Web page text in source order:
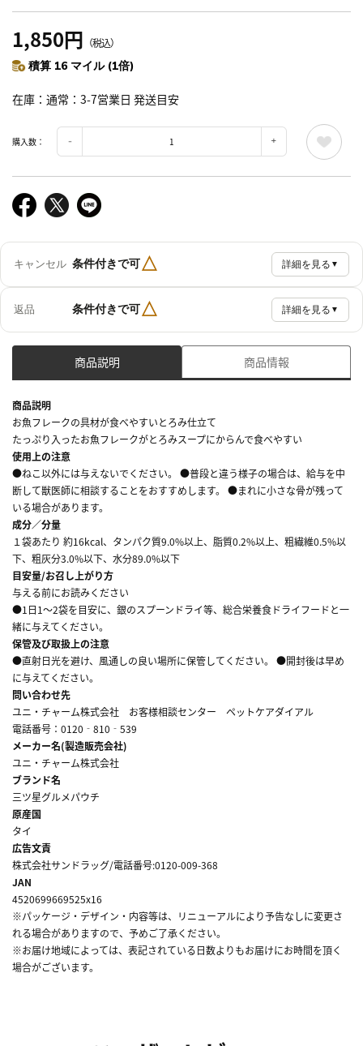
1,850円 （税込）
積算 16 マイル (1倍)
在庫 通常：3-7営業日 発送目安
購入数：
キャンセル 条件付きで可△ 詳細を見る ▼
返品 条件付きで可△ 詳細を見る ▼
商品説明 商品情報
商品説明
お魚フレークの具材が食べやすいとろみ仕立て
たっぷり入ったお魚フレークがとろみスープにからんで食べやすい
使用上の注意
●ねこ以外には与えないでください。 ●普段と違う様子の場合は、給与を中
断して獣医師に相談することをおすすめします。 ●まれに小さな骨が残って
いる場合があります。
成分／分量
１袋あたり 約16kcal、タンパク質9.0%以上、脂質0.2%以上、粗繊維0.5%以
下、粗灰分3.0%以下、水分89.0%以下
目安量/お召し上がり方
与える前にお読みください
●1日1～2袋を目安に、銀のスプーンドライ等、総合栄養食ドライフードと一
緒に与えてください。
保管及び取扱上の注意
●直射日光を避け、風通しの良い場所に保管してください。 ●開封後は早め
に与えてください。
問い合わせ先
ユニ・チャーム株式会社 お客様相談センター ペットケアダイアル
電話番号：0120‐810‐539
メーカー名(製造販売会社)
ユニ・チャーム株式会社
ブランド名
三ツ星グルメパウチ
原産国
タイ
広告文責
株式会社サンドラッグ/電話番号:0120-009-368
JAN
4520699669525x16
※パッケージ・デザイン・内容等は、リニューアルにより予告なしに変更さ
れる場合がありますので、予めご了承ください。
※お届け地域によっては、表記されている日数よりもお届けにお時間を頂く
場合がございます。